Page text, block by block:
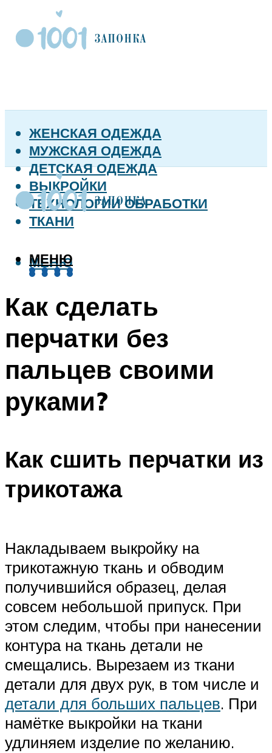
ЖЕНСКАЯ ОДЕЖДА
МУЖСКАЯ ОДЕЖДА
ДЕТСКАЯ ОДЕЖДА
ВЫКРОЙКИ
ТЕХНОЛОГИИ ОБРАБОТКИ
ТКАНИ
МЕНЮ
МЕНЮ
Как сделать
перчатки без
пальцев своими
руками?
Как сшить перчатки из
трикотажа
Накладываем выкройку на
трикотажную ткань и обводим
получившийся образец, делая
совсем небольшой припуск. При
этом следим, чтобы при нанесении
контура на ткань детали не
смещались. Вырезаем из ткани
детали для двух рук, в том числе и
детали для больших пальцев. При
намётке выкройки на ткани
удлиняем изделие по желанию.